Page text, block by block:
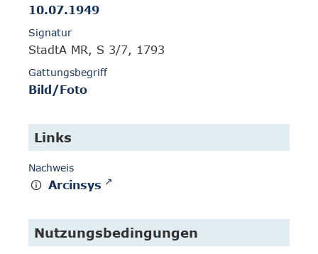
10.07.1949
Signatur
StadtA MR, S 3/7, 1793
Gattungsbegriff
Bild/Foto
Links
Nachweis
Arcinsys
Nutzungsbedingungen